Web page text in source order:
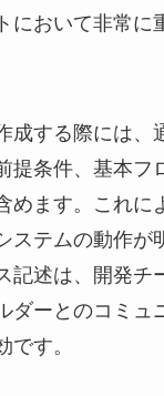
において非常に
成する際には、
提条件、基本フ
めます。これに
ステムの動作が
記述は、開発チ
ダーとのコミュ
です。